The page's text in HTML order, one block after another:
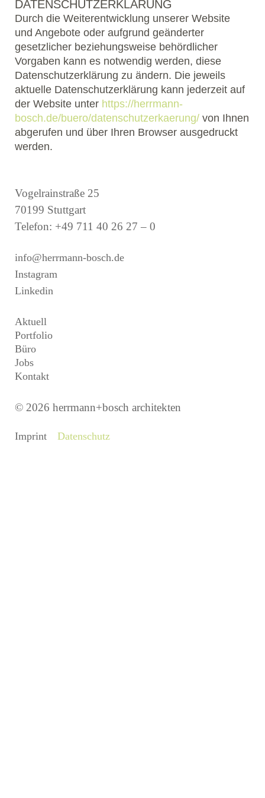
DATENSCHUTZERKLÄRUNG
Durch die Weiterentwicklung unserer Website
und Angebote oder aufgrund geänderter
gesetzlicher beziehungsweise behördlicher
Vorgaben kann es notwendig werden, diese
Datenschutzerklärung zu ändern. Die jeweils
aktuelle Datenschutzerklärung kann jederzeit auf
der Website unter https://herrmann-
bosch.de/buero/datenschutzerkaerung/ von Ihnen
abgerufen und über Ihren Browser ausgedruckt
werden.
Vogelrainstraße 25
70199 Stuttgart
Telefon: +49 711 40 26 27 – 0
info@herrmann-bosch.de
Instagram
Linkedin
Aktuell
Portfolio
Büro
Jobs
Kontakt
© 2026 herrmann+bosch architekten
Imprint Datenschutz